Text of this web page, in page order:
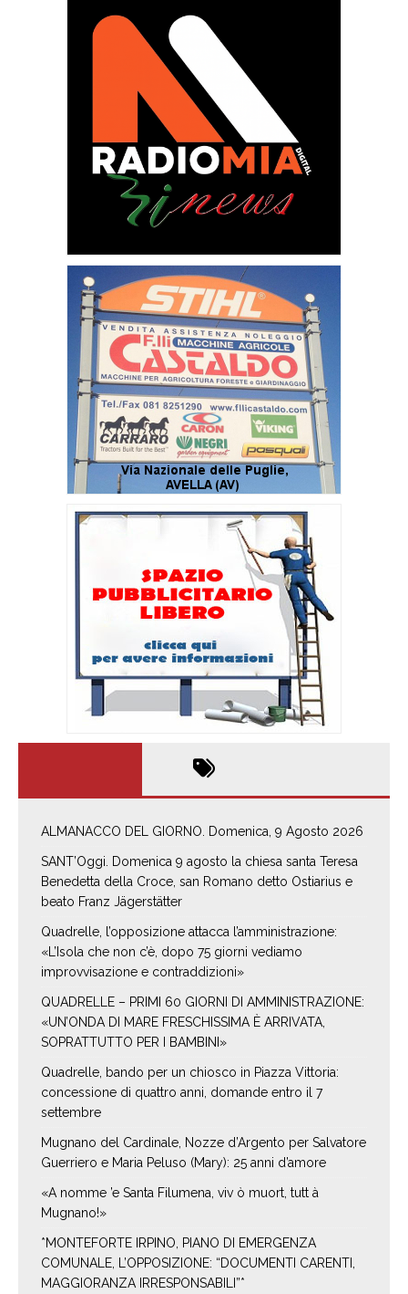
ALMANACCO DEL GIORNO. Domenica, 9 Agosto 2026
SANT’Oggi. Domenica 9 agosto la chiesa santa Teresa
Benedetta della Croce, san Romano detto Ostiarius e
beato Franz Jägerstätter
Quadrelle, l’opposizione attacca l’amministrazione:
«L’Isola che non c’è, dopo 75 giorni vediamo
improvvisazione e contraddizioni»
QUADRELLE – PRIMI 60 GIORNI DI AMMINISTRAZIONE:
«UN’ONDA DI MARE FRESCHISSIMA È ARRIVATA,
SOPRATTUTTO PER I BAMBINI»
Quadrelle, bando per un chiosco in Piazza Vittoria:
concessione di quattro anni, domande entro il 7
settembre
Mugnano del Cardinale, Nozze d’Argento per Salvatore
Guerriero e Maria Peluso (Mary): 25 anni d’amore
«A nomme ’e Santa Filumena, viv ò muort, tutt à
Mugnano!»
*MONTEFORTE IRPINO, PIANO DI EMERGENZA
COMUNALE, L’OPPOSIZIONE: “DOCUMENTI CARENTI,
MAGGIORANZA IRRESPONSABILI”*